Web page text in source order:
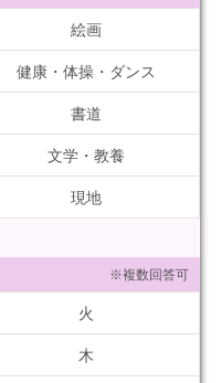
絵画
健康・体操・ダンス
書道
文学・教養
現地
※複数回答可
火
木